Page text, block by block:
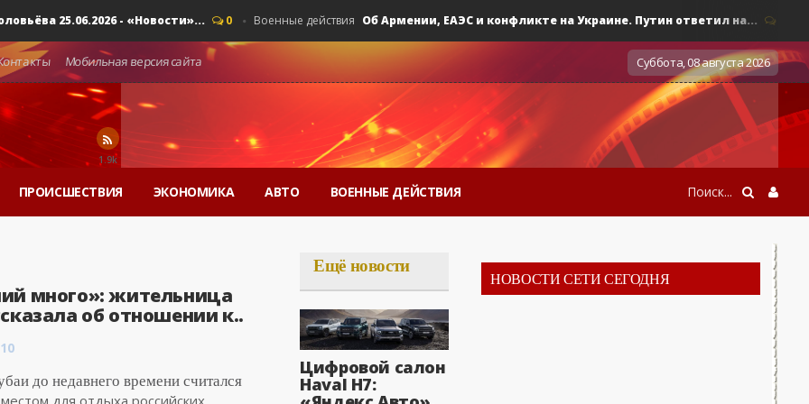
25.06.2026 - «Новости»... 0 Военные действия Об Армении, ЕАЭС и конфликте на Украине. Путин ответил на... 0
Суббота, 08 августа 2026
Мобильная версия сайта
1.9k
ПРОИСШЕСТВИЯ ЭКОНОМИКА АВТО ВОЕННЫЕ ДЕЙСТВИЯ
много»: жительница
об отношении к..
до недавнего времени считался
для отдыха российских
Ещё новости
Цифровой салон
Haval H7:
НОВОСТИ СЕТИ СЕГОДНЯ